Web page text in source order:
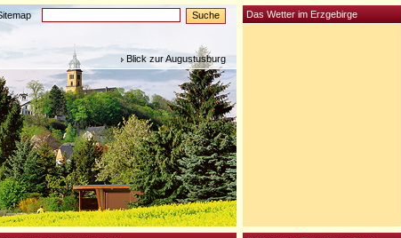
Blick zur Augustusburg
Das Wetter im Erzgebirge